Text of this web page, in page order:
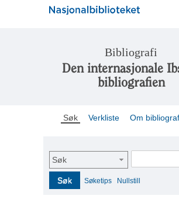
Bibliografi
Den internasjonale
bibliografien
Søk Verkliste Om
Søk
Søk Søketips Nullstill